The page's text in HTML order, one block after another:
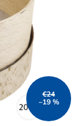
€24
–19 %